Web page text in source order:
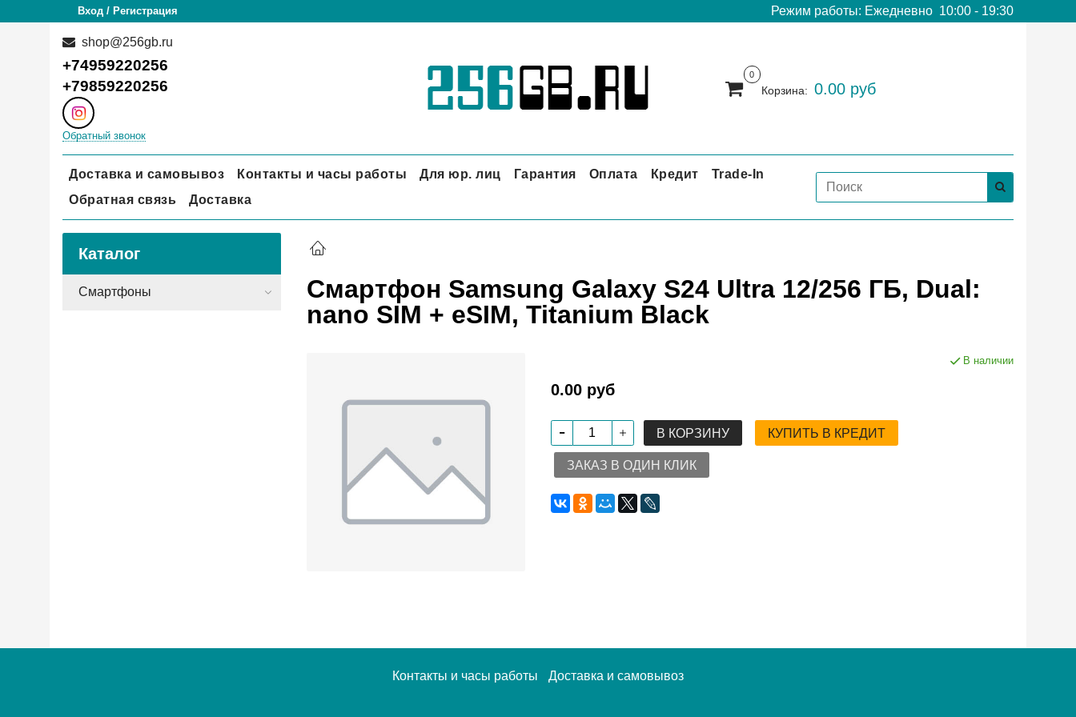
Вход / Регистрация Режим работы: Ежедневно 10:00 - 19:30
shop@256gb.ru
+74959220256
+79859220256
Обратный звонок
0
Корзина: 0.00 руб
Доставка и самовывоз Контакты и часы работы Для юр. лиц Гарантия Оплата Кредит
Trade-In
Обратная связь
Доставка
Смартфон Samsung Galaxy S24 Ultra 12/256 ГБ, Dual:
nano SIM + eSIM, Titanium Black
В наличии
0.00 руб
В КОРЗИНУ КУПИТЬ В КРЕДИТ
ЗАКАЗ В ОДИН КЛИК
Каталог
Смартфоны
Контакты и часы работы Доставка и самовывоз